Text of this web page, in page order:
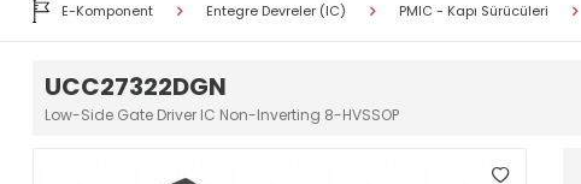
E-Komponent Entegre Devreler (IC) PMIC - Kapı Sürücüleri
UCC27322DGN
Low-Side Gate Driver IC Non-Inverting 8-HVSSOP